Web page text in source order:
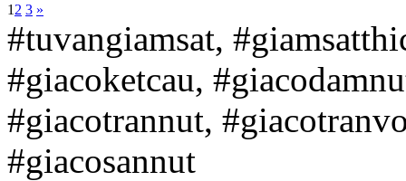
1 2 3 »
#tuvangiamsat,
#giacoketcau,
#giacotrannut,
#giacosannut